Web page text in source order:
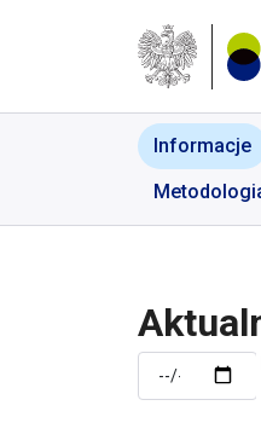
Aktualności
Informacje